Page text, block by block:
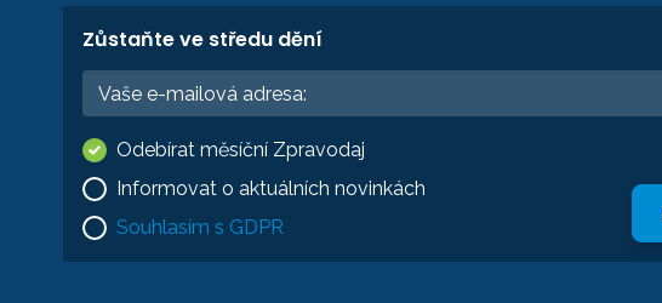
Zůstaňte ve středu dění
Odebírat měsíční Zpravodaj
Informovat o aktuálních novinkách
Souhlasím s GDPR